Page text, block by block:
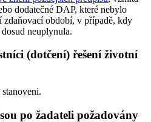
dodatečné DAP, které nebylo
zdaňovací období, v případě, kdy
neuplynula.
(dotčení) řešení životní
po žadateli požadovány